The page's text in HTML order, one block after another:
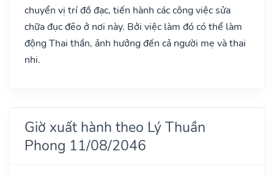
chuyển vị trí đồ đạc, tiến hành các công việc sửa
chữa đục đẽo ở nơi này. Bởi việc làm đó có thể làm
động Thai thần, ảnh hưởng đến cả người mẹ và thai
nhi.
Giờ xuất hành theo Lý Thuần
Phong 11/08/2046